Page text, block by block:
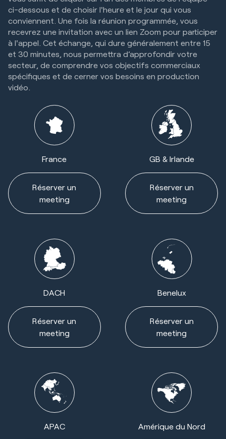
ci-dessous et de choisir l'heure et le jour qui vous
conviennent. Une fois la réunion programmée, vous
recevrez une invitation avec un lien Zoom pour participer
à l'appel. Cet échange, qui dure généralement entre 15
et 30 minutes, nous permettra d’approfondir votre
secteur, de comprendre vos objectifs commerciaux
spécifiques et de cerner vos besoins en production
vidéo.
GB & Irlande
Réserver un
meeting
DACH
Réserver un
meeting
Benelux
Réserver un
meeting
France
Réserver un
meeting
APAC Amérique du Nord